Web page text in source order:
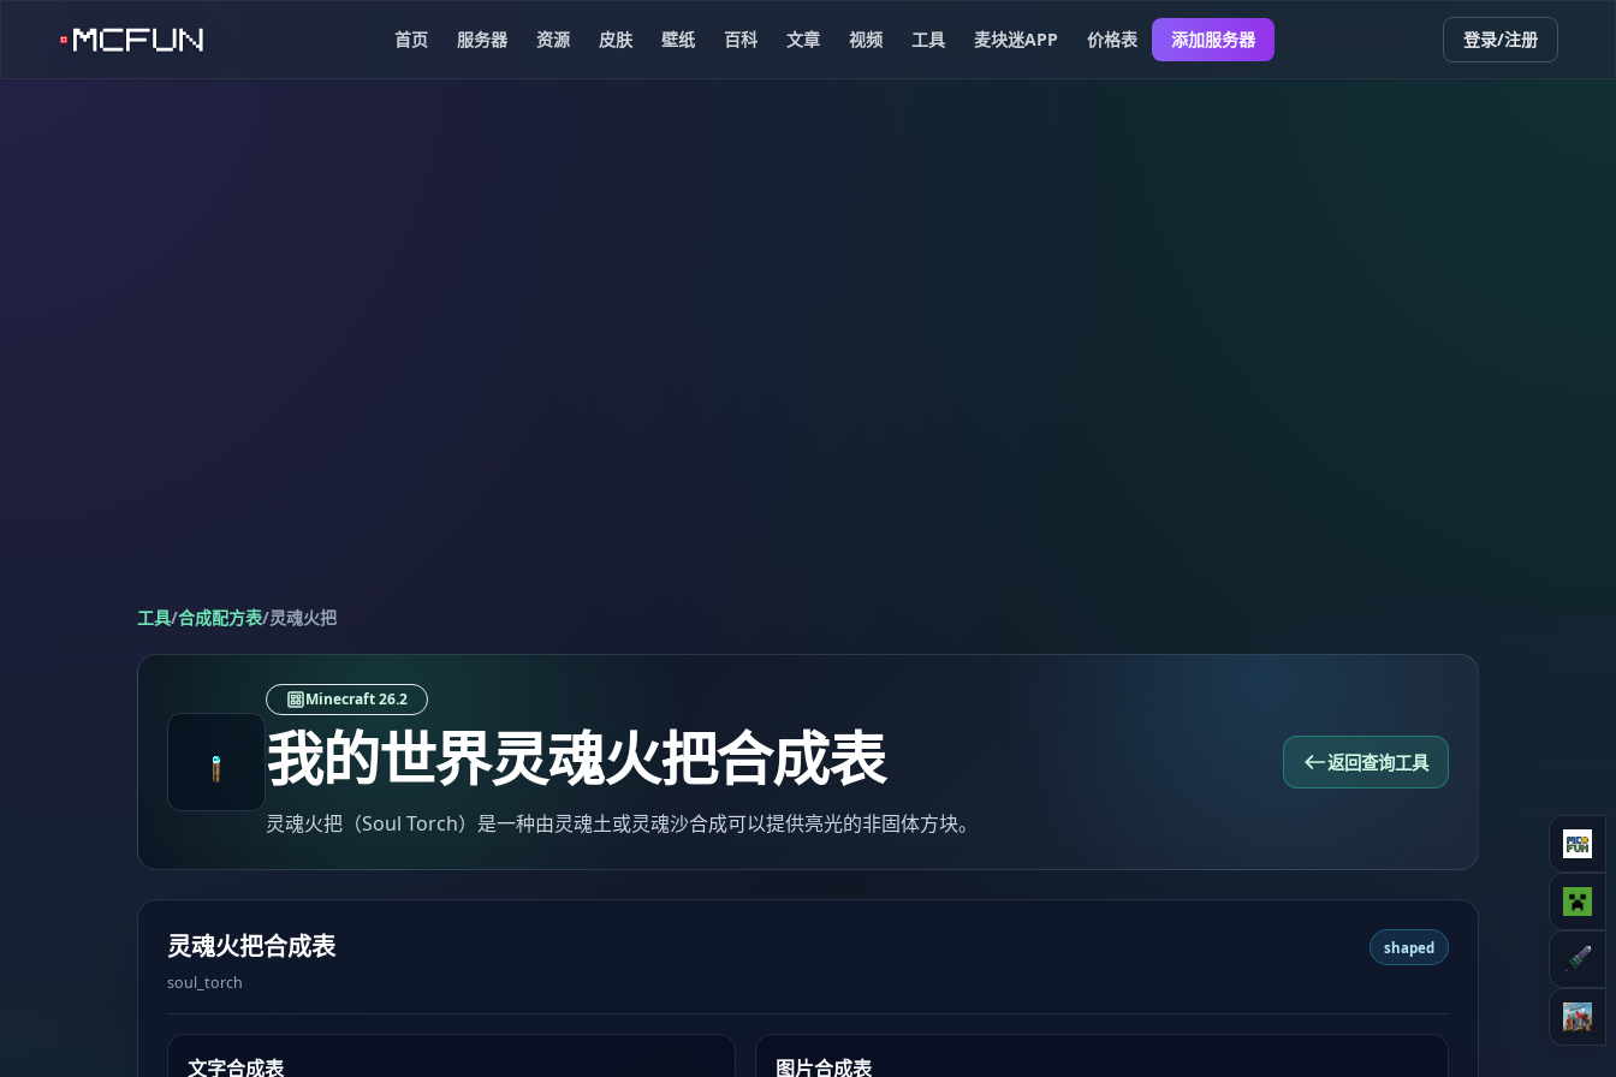
首页 服务器 资源 皮肤 壁纸 百科 文章 视频 工具 麦块迷APP 价格表 添加服务器 登录/注册
工具/合成配方表/灵魂火把
Minecraft 26.2
我的世界灵魂火把合成表
灵魂火把（Soul Torch）是一种由灵魂土或灵魂沙合成可以提供亮光的非固体方块。
返回查询工具
灵魂火把合成表
soul_torch
shaped
文字合成表 图片合成表